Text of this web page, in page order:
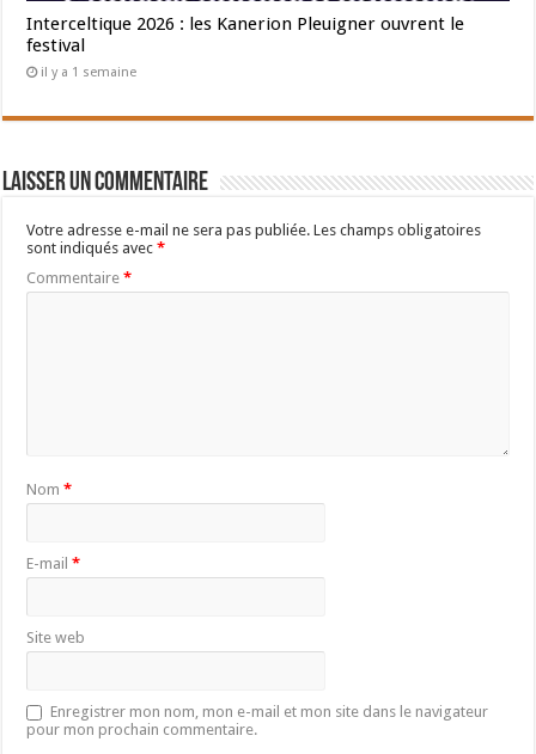
Interceltique 2026 : les Kanerion Pleuigner ouvrent le
festival
il y a 1 semaine
Laisser un commentaire
Votre adresse e-mail ne sera pas publiée. Les champs obligatoires
sont indiqués avec*
Commentaire*
Nom*
E-mail*
Site web
Enregistrer mon nom, mon e-mail et mon site dans le navigateur
pour mon prochain commentaire.